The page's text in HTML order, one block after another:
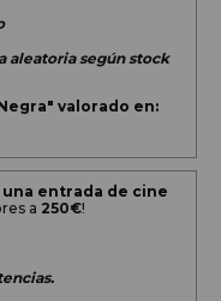
aleatoria según stock
valorado en:
una entrada de cine
a 250€!